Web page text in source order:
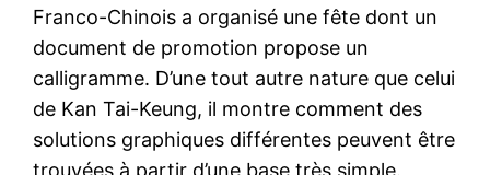
Franco-Chinois a organisé une fête dont un
document de promotion propose un
calligramme. D’une tout autre nature que celui
de Kan Tai-Keung, il montre comment des
solutions graphiques différentes peuvent être
trouvées à partir d’une base très simple.